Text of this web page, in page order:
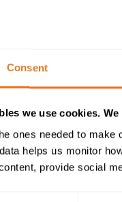
Consent
we use cookies.
ones needed to
helps us monitor
provide social
diâmetro do mandril
exterior do cabo
na respetiva